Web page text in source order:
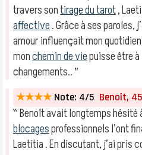
travers sontirage du tarot,
affective. Grâce à ses paroles,
amour influençait mon
monchemin de viepuisse être
changements.. ″
★★★★ Note: 4/5 Benoît,
‶ Benoît avait longtemps hésité
blocagesprofessionnels l’ont
Laetitia . En discutant, j’ai pris